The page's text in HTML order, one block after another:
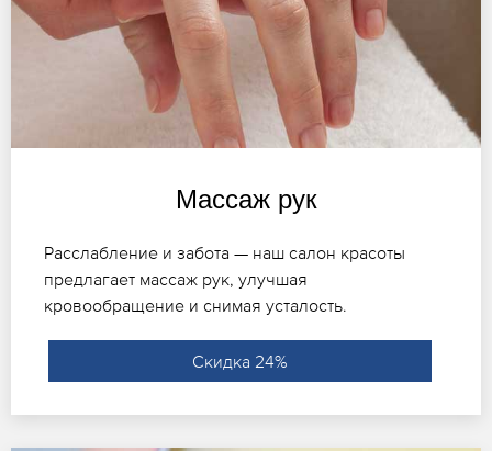
Массаж рук
Расслабление и забота — наш салон красоты
предлагает массаж рук, улучшая
кровообращение и снимая усталость.
Скидка 24%